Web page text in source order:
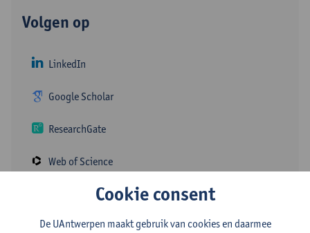
Volgen op
LinkedIn
Google Scholar
ResearchGate
Web of Science
Cookie consent
De UAntwerpen maakt gebruik van cookies en daarmee